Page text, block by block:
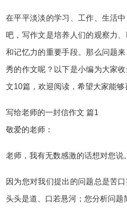
在平平淡淡的学习、工作、生活
吧，写作文是培养人们的观察力
和记忆力的重要手段。那么问题
秀的作文呢？以下是小编为大家
文10篇，欢迎阅读，希望大家能够
写给老师的一封信作文 篇1
敬爱的老师：
老师，我有无数感激的话想对您说。
因为您对我们提出的问题总是苦
头头是道、口若悬河；您分析问题